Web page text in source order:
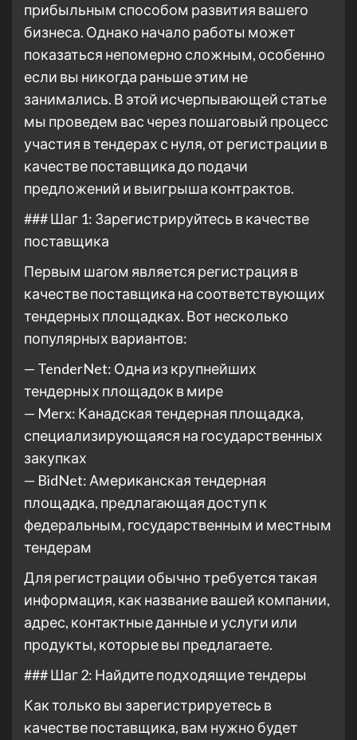
прибыльным способом развития вашего
бизнеса. Однако начало работы может
показаться непомерно сложным, особенно
если вы никогда раньше этим не
занимались. В этой исчерпывающей статье
мы проведем вас через пошаговый процесс
участия в тендерах с нуля, от регистрации в
качестве поставщика до подачи
предложений и выигрыша контрактов.
### Шаг 1: Зарегистрируйтесь в качестве
поставщика
Первым шагом является регистрация в
качестве поставщика на соответствующих
тендерных площадках. Вот несколько
популярных вариантов:
— TenderNet: Одна из крупнейших
тендерных площадок в мире
— Merx: Канадская тендерная площадка,
специализирующаяся на государственных
закупках
— BidNet: Американская тендерная
площадка, предлагающая доступ к
федеральным, государственным и местным
тендерам
Для регистрации обычно требуется такая
информация, как название вашей компании,
адрес, контактные данные и услуги или
продукты, которые вы предлагаете.
### Шаг 2: Найдите подходящие тендеры
Как только вы зарегистрируетесь в
качестве поставщика, вам нужно будет